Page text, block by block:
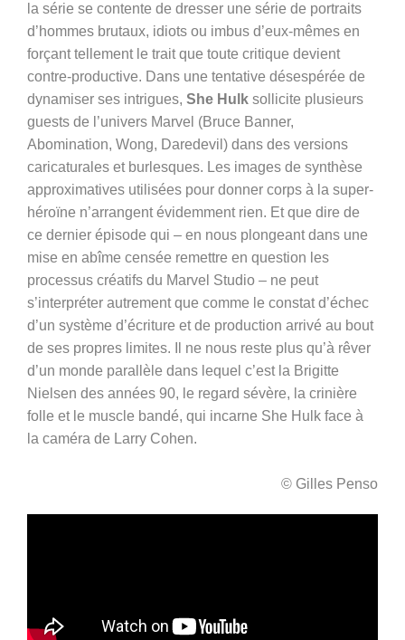
la série se contente de dresser une série de portraits
d’hommes brutaux, idiots ou imbus d’eux-mêmes en
forçant tellement le trait que toute critique devient
contre-productive. Dans une tentative désespérée de
dynamiser ses intrigues, She Hulk sollicite plusieurs
guests de l’univers Marvel (Bruce Banner,
Abomination, Wong, Daredevil) dans des versions
caricaturales et burlesques. Les images de synthèse
approximatives utilisées pour donner corps à la super-
héroïne n’arrangent évidemment rien. Et que dire de
ce dernier épisode qui – en nous plongeant dans une
mise en abîme censée remettre en question les
processus créatifs du Marvel Studio – ne peut
s’interpréter autrement que comme le constat d’échec
d’un système d’écriture et de production arrivé au bout
de ses propres limites. Il ne nous reste plus qu’à rêver
d’un monde parallèle dans lequel c’est la Brigitte
Nielsen des années 90, le regard sévère, la crinière
folle et le muscle bandé, qui incarne She Hulk face à
la caméra de Larry Cohen.
© Gilles Penso